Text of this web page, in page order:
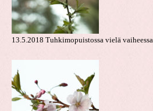
13.5.2018 Tuhkimopuistossa vielä vaiheessa